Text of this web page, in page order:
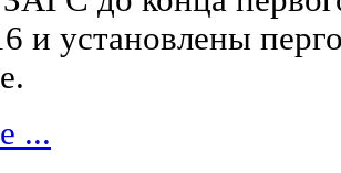
и установлены
...